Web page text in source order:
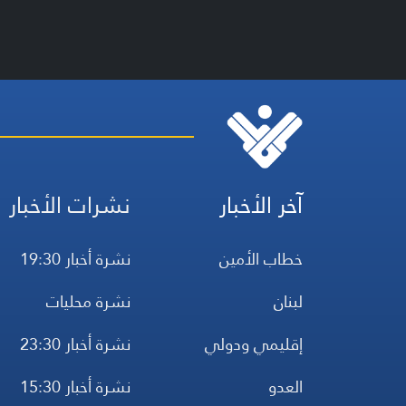
آخر الأخبار
خطاب الأمين
لبنان
إقليمي ودولي
العدو
نشرات الأخبار
نشرة أخبار 19:30
نشرة محليات
نشرة أخبار 23:30
نشرة أخبار 15:30